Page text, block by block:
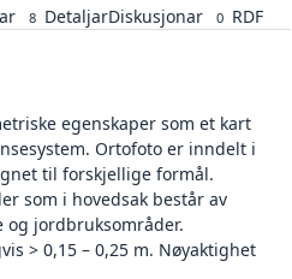
8 DetaljarDiskusjonar 0 RDF
egenskaper som et kart
Ortofoto er inndelt i
til forskjellige formål.
som i hovedsak består av
jordbruksområder.
> 0,15 – 0,25 m. Nøyaktighet